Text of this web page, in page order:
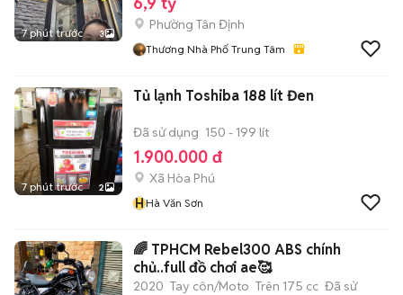
7 phút trước 3
Phường Tân Định
Thương Nhà Phố Trung Tâm
7 phút trước 2
Tủ lạnh Toshiba 188 lít Đen
Đã sử dụng 150 - 199 lít
1.900.000 đ
Xã Hòa Phú
HHà Văn Sơn
🌈 TPHCM Rebel300 ABS chính
chủ..full đồ chơi ae🥰
2020 Tay côn/Moto Trên 175 cc Đã sử